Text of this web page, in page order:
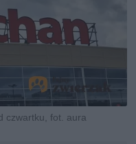
czwartku, fot. aura